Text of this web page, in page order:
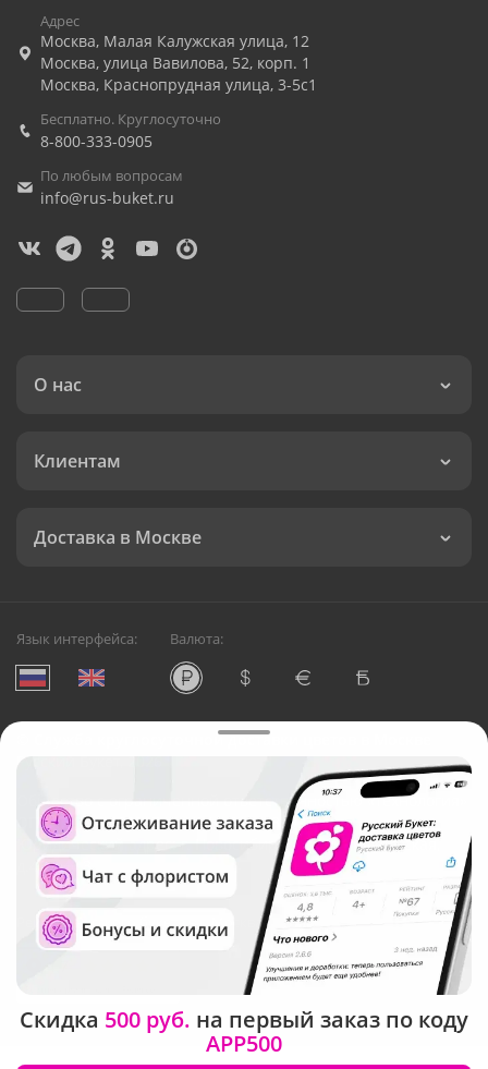
Адрес
Москва, Малая Калужская улица, 12
Москва, улица Вавилова, 52, корп. 1
Москва, Краснопрудная улица, 3-5с1
Бесплатно. Круглосуточно
8-800-333-0905
По любым вопросам
info@rus-buket.ru
О нас
Клиентам
Доставка в Москве
Язык интерфейса: Валюта:
Служба круглосуточной доставки цветов в Москве
Русский Букет, 2026
Общество с ограниченной ответственностью «Технология»
ОГРН: 1195476081745, ИНН: 5410081997
Юридический адрес: г. Новосибирск, ул. Ипподромская,
д.42, оф. 3
Рейтинг Русского букета в г. Москва
Скидка 500 руб. на первый заказ по коду
APP500